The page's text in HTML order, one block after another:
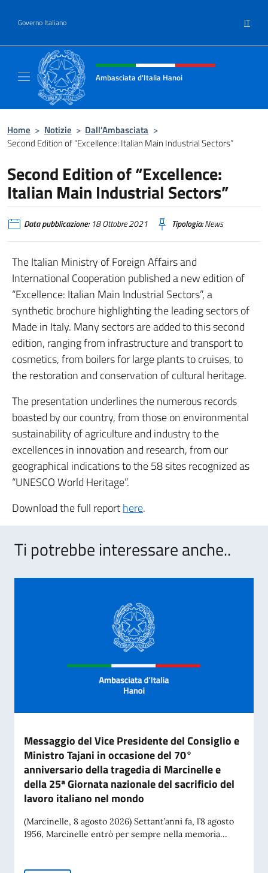
Governo Italiano IT
Intestazione sito, social e menù
Ambasciata d'Italia Hanoi
Home > Notizie > Dall’Ambasciata >
Second Edition of “Excellence: Italian Main Industrial Sectors”
Second Edition of “Excellence:
Italian Main Industrial Sectors”
Data pubblicazione:18 Ottobre 2021 Tipologia:News
The Italian Ministry of Foreign Affairs and
International Cooperation published a new edition of
“Excellence: Italian Main Industrial Sectors”, a
synthetic brochure highlighting the leading sectors of
Made in Italy. Many sectors are added to this second
edition, ranging from infrastructure and transport to
cosmetics, from boilers for large plants to cruises, to
the restoration and conservation of cultural heritage.
The presentation underlines the numerous records
boasted by our country, from those on environmental
sustainability of agriculture and industry to the
excellences in innovation and research, from our
geographical indications to the 58 sites recognized as
“UNESCO World Heritage”.
Download the full reporthere.
Ti potrebbe interessare anche..
Messaggio del Vice Presidente del Consiglio e
Ministro Tajani in occasione del 70°
anniversario della tragedia di Marcinelle e
della 25ª Giornata nazionale del sacrificio del
lavoro italiano nel mondo
(Marcinelle, 8 agosto 2026) Settant’anni fa, l’8 agosto
1956, Marcinelle entrò per sempre nella memoria...